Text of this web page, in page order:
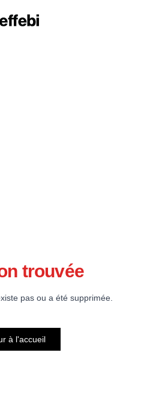
trouvée
pas ou a été supprimée.
à l'accueil